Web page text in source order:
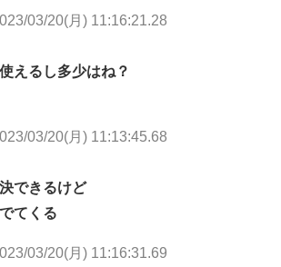
03/20(月) 11:16:21.28
えるし多少はね？
03/20(月) 11:13:45.68
できるけど
てくる
03/20(月) 11:16:31.69